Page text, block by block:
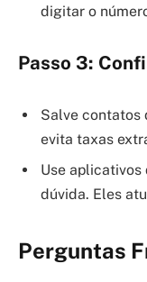
digitar o
Passo 3:
Salve contatos
evita taxas
Use aplicativos
dúvida. Eles
Perguntas